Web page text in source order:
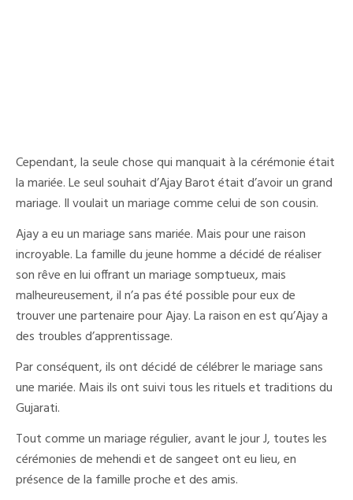
Cependant, la seule chose qui manquait à la cérémonie était
la mariée. Le seul souhait d’Ajay Barot était d’avoir un grand
mariage. Il voulait un mariage comme celui de son cousin.
Ajay a eu un mariage sans mariée. Mais pour une raison
incroyable. La famille du jeune homme a décidé de réaliser
son rêve en lui offrant un mariage somptueux, mais
malheureusement, il n’a pas été possible pour eux de
trouver une partenaire pour Ajay. La raison en est qu’Ajay a
des troubles d’apprentissage.
Par conséquent, ils ont décidé de célébrer le mariage sans
une mariée. Mais ils ont suivi tous les rituels et traditions du
Gujarati.
Tout comme un mariage régulier, avant le jour J, toutes les
cérémonies de mehendi et de sangeet ont eu lieu, en
présence de la famille proche et des amis.